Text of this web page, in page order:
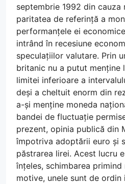
septembrie 1992 din
paritatea de referință a
performanțele ei
intrând în recesiune
speculațiilor valutare. Prin
britanic nu a putut menține
limitei inferioare a
deși a cheltuit enorm din
a-și menține moneda
bandei de fluctuație
prezent, opinia publică din
împotriva adoptării euro și
păstrarea lirei. Acest lucru
înțeles, schimbarea
motive, unele sunt de